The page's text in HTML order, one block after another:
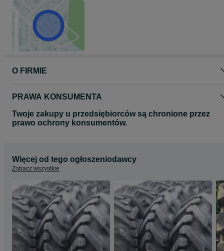
O FIRMIE
PRAWA KONSUMENTA
Twoje zakupy u przedsiębiorców są chronione przez
prawo ochrony konsumentów.
Więcej od tego ogłoszeniodawcy
Zobacz wszystkie